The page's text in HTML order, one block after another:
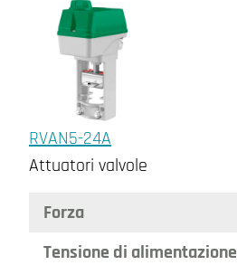
RVAN5-24A
Attuatori valvole
Forza
Tensione di alimentazione